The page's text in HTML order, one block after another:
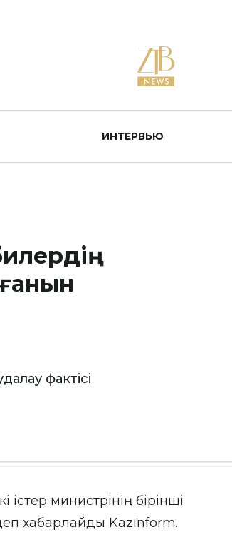
ИНТЕРВЬЮ
фактісі
істер министрінің бірінші
хабарлайды Kazinform.